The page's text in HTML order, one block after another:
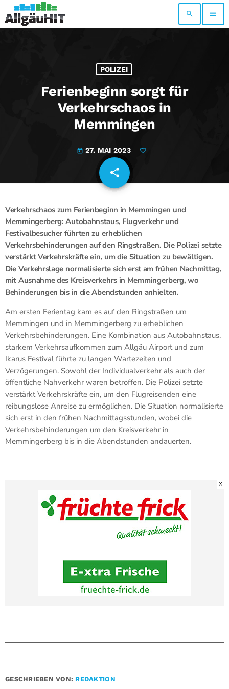
search menu
POLIZEI
Ferienbeginn sorgt für
Verkehrschaos in
Memmingen
today 27. MAI 2023
share
email
Verkehrschaos zum Ferienbeginn in Memmingen und
Memmingerberg: Autobahnstaus, Flugverkehr und
Festivalbesucher führten zu erheblichen
Verkehrsbehinderungen auf den Ringstraßen. Die Polizei setzte
verstärkt Verkehrskräfte ein, um die Situation zu bewältigen.
Die Verkehrslage normalisierte sich erst am frühen Nachmittag,
mit Ausnahme des Kreisverkehrs in Memmingerberg, wo
Behinderungen bis in die Abendstunden anhielten.
Am ersten Ferientag kam es auf den Ringstraßen um
Memmingen und in Memmingerberg zu erheblichen
Verkehrsbehinderungen. Eine Kombination aus Autobahnstaus,
starkem Verkehrsaufkommen zum Allgäu Airport und zum
Ikarus Festival führte zu langen Wartezeiten und
Verzögerungen. Sowohl der Individualverkehr als auch der
öffentliche Nahverkehr waren betroffen. Die Polizei setzte
verstärkt Verkehrskräfte ein, um den Flugreisenden eine
reibungslose Anreise zu ermöglichen. Die Situation normalisierte
sich erst in den frühen Nachmittagsstunden, wobei die
Verkehrsbehinderungen um den Kreisverkehr in
Memmingerberg bis in die Abendstunden andauerten.
X
GESCHRIEBEN VON: REDAKTION